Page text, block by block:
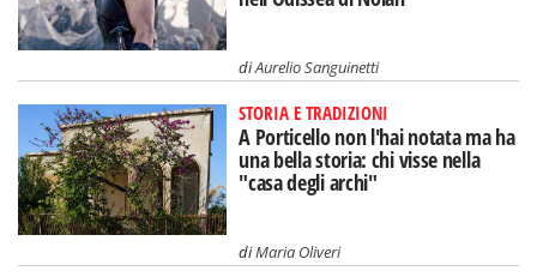
diAurelio Sanguinetti
STORIA E TRADIZIONI
A Porticello non l'hai notata ma ha
una bella storia: chi visse nella
"casa degli archi"
diMaria Oliveri